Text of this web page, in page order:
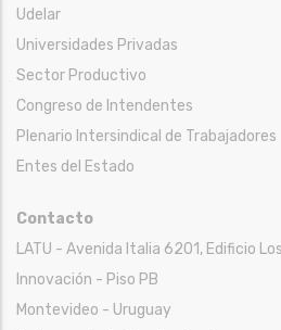
Udelar
Universidades Privadas
Sector Productivo
Congreso de Intendentes
Plenario Intersindical de Trabajadores
Entes del Estado
Contacto
LATU - Avenida Italia 6201, Edificio
Innovación - Piso PB
Montevideo - Uruguay